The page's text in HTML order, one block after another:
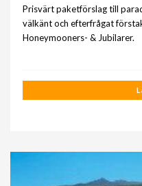
Prisvärt paketförslag till
välkänt och efterfrågat
Honeymooners- & Jubilarer.